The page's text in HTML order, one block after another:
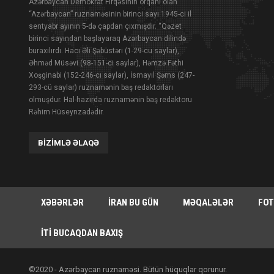
“Azərbaycan” ruznaməsinin birinci sayı 1945-ci il
sentyabr ayının 5-də çapdan çıxmışdır. “Qəzet
birinci sayından başlayaraq Azərbaycan dilində
buraxılırdı. Hacı Əli Şəbüstəri (1-29-cu saylar),
Əhməd Müsəvi (98-151-ci saylar), Həmzə Fəthi
Xoşginabi (152-246-cı saylar), İsmayıl Şəms (247-
293-cü saylar) ruznamənin baş redaktorları
olmuşdur. Hal-hazırda ruznamənin baş redaktoru
Rəhim Hüseynzadədir.
BIZIMLƏ ƏLAQƏ
XƏBƏRLƏR İRAN BU GÜN MƏQALƏLƏR
İTI BUCAQDAN BAXIŞ
©2020 - Azərbaycan ruznaməsi. Bütün hüquqlar qorunur.